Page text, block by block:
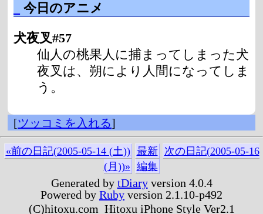
今日のアニメ
犬夜叉#57
仙人の桃果人に捕まってしまった犬
夜叉は、朔により人間になってしま
う。
[ツッコミを入れる]
«前の日記(2005-05-14 (土)) 最新
次の日記(2005-05-16
(月))» 編集
Generated by tDiaryversion 4.0.4
Powered by Ruby version 2.1.10-p492